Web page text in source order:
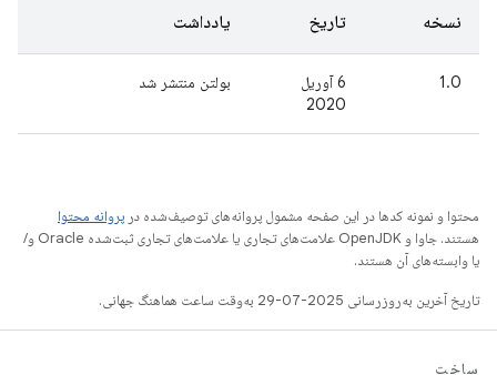
نسخه تاریخ یادداشت
1.0
6 آوریل
2020
بولتن منتشر شد
محتوا و نمونه کدها در این صفحه مشمول پروانه‌های توصیف‌شده در پروانه محتوا
هستند. جاوا و OpenJDK علامت‌های تجاری یا علامت‌های تجاری ثبت‌شده Oracle و/
یا وابسته‌های آن هستند.
تاریخ آخرین به‌روزرسانی 2025-07-29 به‌وقت ساعت هماهنگ جهانی.
ساخت